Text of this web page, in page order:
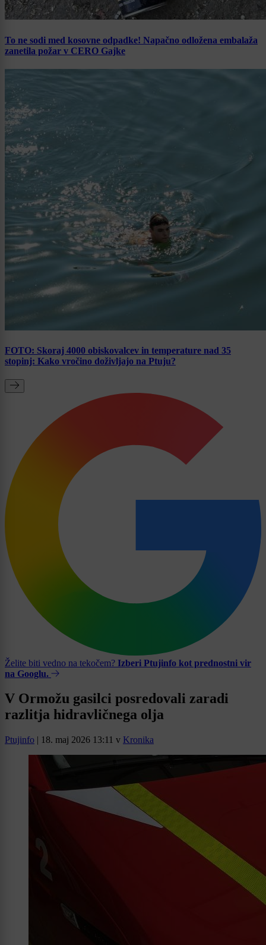
To ne sodi med kosovne odpadke! Napačno odložena embalaža
zanetila požar v CERO Gajke
FOTO: Skoraj 4000 obiskovalcev in temperature nad 35
stopinj: Kako vročino doživljajo na Ptuju?
Želite biti vedno na tekočem? Izberi Ptujinfo kot prednostni vir
na Googlu.
V Ormožu gasilci posredovali zaradi
razlitja hidravličnega olja
Ptujinfo | 18. maj 2026 13:11 v Kronika